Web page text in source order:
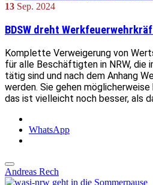
13 Sep. 2024
BDSW dreht
Komplette Verweigerung von
für alle Beschäftigten in NRW, die
tätig sind und nach dem Anhang
werden. Sie gehen
das ist vielleicht noch besser, als
WhatsApp
Andreas Rech